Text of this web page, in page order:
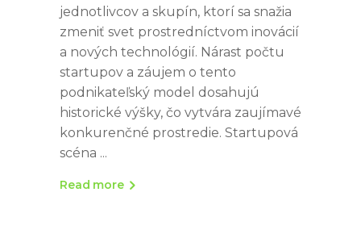
jednotlivcov a skupín, ktorí sa snažia
zmeniť svet prostredníctvom inovácií
a nových technológií. Nárast počtu
startupov a záujem o tento
podnikateľský model dosahujú
historické výšky, čo vytvára zaujímavé
konkurenčné prostredie. Startupová
scéna
Read more